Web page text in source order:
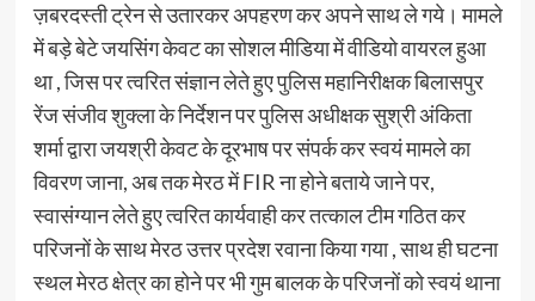
ज़बरदस्ती ट्रेन से उतारकर अपहरण कर अपने साथ ले गये। मामले
में बड़े बेटे जयसिंग केवट का सोशल मीडिया में वीडियो वायरल हुआ
था , जिस पर त्वरित संज्ञान लेते हुए पुलिस महानिरीक्षक बिलासपुर
रेंज संजीव शुक्ला के निर्देशन पर पुलिस अधीक्षक सुश्री अंकिता
शर्मा द्वारा जयश्री केवट के दूरभाष पर संपर्क कर स्वयं मामले का
विवरण जाना, अब तक मेरठ में FIR ना होने बताये जाने पर,
स्वासंग्यान लेते हुए त्वरित कार्यवाही कर तत्काल टीम गठित कर
परिजनों के साथ मेरठ उत्तर प्रदेश रवाना किया गया , साथ ही घटना
स्थल मेरठ क्षेत्र का होने पर भी गुम बालक के परिजनों को स्वयं थाना